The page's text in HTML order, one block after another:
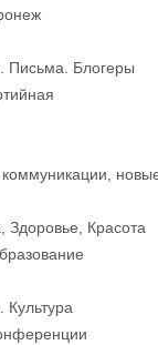
Письма. Блогеры
коммуникации,
Здоровье, Красота